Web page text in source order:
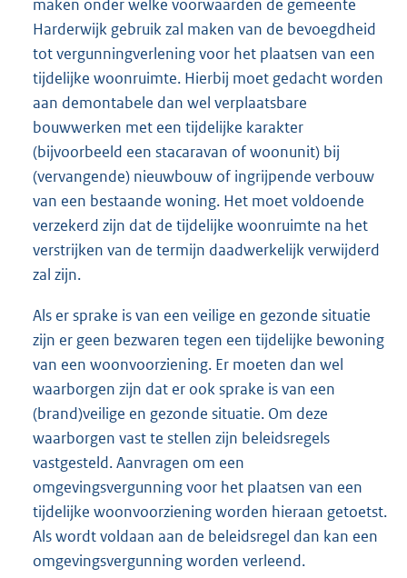
maken onder welke voorwaarden de gemeente
Harderwijk gebruik zal maken van de bevoegdheid
tot vergunningverlening voor het plaatsen van een
tijdelijke woonruimte. Hierbij moet gedacht worden
aan demontabele dan wel verplaatsbare
bouwwerken met een tijdelijke karakter
(bijvoorbeeld een stacaravan of woonunit) bij
(vervangende) nieuwbouw of ingrijpende verbouw
van een bestaande woning. Het moet voldoende
verzekerd zijn dat de tijdelijke woonruimte na het
verstrijken van de termijn daadwerkelijk verwijderd
zal zijn.
Als er sprake is van een veilige en gezonde situatie
zijn er geen bezwaren tegen een tijdelijke bewoning
van een woonvoorziening. Er moeten dan wel
waarborgen zijn dat er ook sprake is van een
(brand)veilige en gezonde situatie. Om deze
waarborgen vast te stellen zijn beleidsregels
vastgesteld. Aanvragen om een
omgevingsvergunning voor het plaatsen van een
tijdelijke woonvoorziening worden hieraan getoetst.
Als wordt voldaan aan de beleidsregel dan kan een
omgevingsvergunning worden verleend.